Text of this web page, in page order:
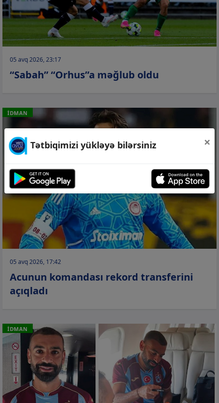
05 avq 2026, 23:17
“Sabah” “Orhus”a məğlub oldu
İDMAN
05 avq 2026, 17:42
Acunun komandası rekord transferini
açıqladı
İDMAN
Tətbiqimizi yükləyə bilərsiniz ×